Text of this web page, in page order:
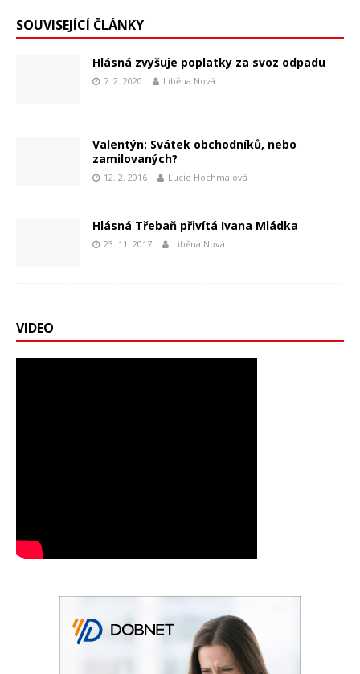
SOUVISEJÍCÍ ČLÁNKY
Hlásná zvyšuje poplatky za svoz odpadu
7. 2. 2020 Liběna Nová
Valentýn: Svátek obchodníků, nebo
zamilovaných?
12. 2. 2016 Lucie Hochmalová
Hlásná Třebaň přivítá Ivana Mládka
23. 11. 2017 Liběna Nová
VIDEO